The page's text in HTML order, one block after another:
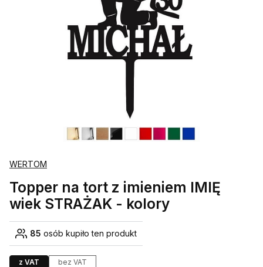
WERTOM
Topper na tort z imieniem IMIĘ
wiek STRAŻAK - kolory
85 osób kupiło ten produkt
z VAT bez VAT